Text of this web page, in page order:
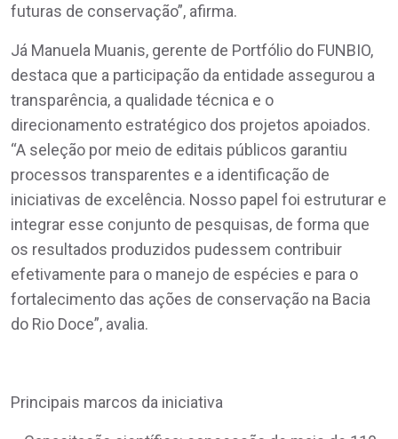
futuras de conservação”, afirma.
Já Manuela Muanis, gerente de Portfólio do FUNBIO,
destaca que a participação da entidade assegurou a
transparência, a qualidade técnica e o
direcionamento estratégico dos projetos apoiados.
“A seleção por meio de editais públicos garantiu
processos transparentes e a identificação de
iniciativas de excelência. Nosso papel foi estruturar e
integrar esse conjunto de pesquisas, de forma que
os resultados produzidos pudessem contribuir
efetivamente para o manejo de espécies e para o
fortalecimento das ações de conservação na Bacia
do Rio Doce”, avalia.
Principais marcos da iniciativa